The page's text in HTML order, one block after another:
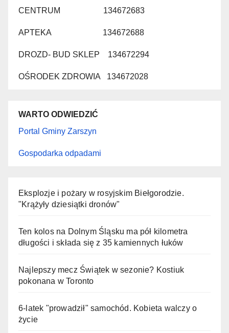
CENTRUM 134672683
APTEKA 134672688
DROZD- BUD SKLEP 134672294
OŚRODEK ZDROWIA 134672028
WARTO ODWIEDZIĆ
Portal Gminy Zarszyn
Gospodarka odpadami
Eksplozje i pożary w rosyjskim Biełgorodzie.
"Krążyły dziesiątki dronów"
Ten kolos na Dolnym Śląsku ma pół kilometra
długości i składa się z 35 kamiennych łuków
Najlepszy mecz Świątek w sezonie? Kostiuk
pokonana w Toronto
6-latek "prowadził" samochód. Kobieta walczy o
życie